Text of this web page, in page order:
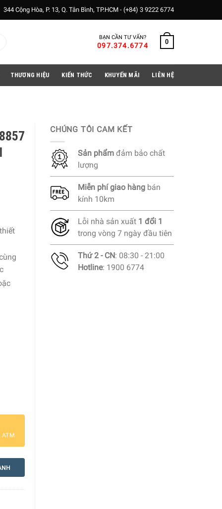
344 Cộng Hòa, P. 13, Q. Tân Bình, TP.HCM - (+84) 3 9222 6774
BẠN CẦN TƯ VẤN?
097.374.6774 0
THƯƠNG HIỆU KIẾN THỨC KHUYẾN MÃI LIÊN HỆ
Whiskybecher 245ml số lượng
CHÚNG TÔI CAM KẾT
Sản phẩm đảm bảo chất
lượng
Miễn phígiao hàng bán
kính 10km
Lỗi nhà sản xuất 1 đổi 1
trong vòng 7 ngày đầu tiên
Thứ 2 - CN: 08:30 - 21:00
Hotline: 1900 6774